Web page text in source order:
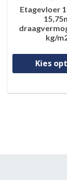
Etagevloer
kg/
Kies